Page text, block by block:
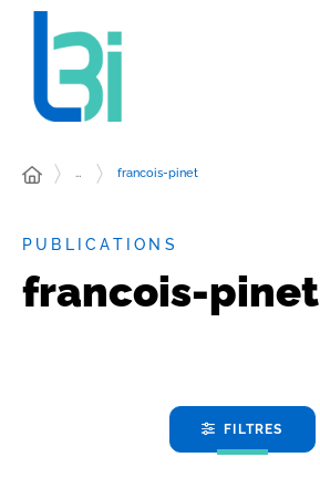
… francois-pinet
PUBLICATIONS
francois-pinet
FILTRES